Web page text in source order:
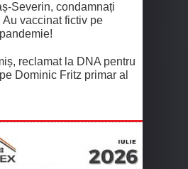
Severin, condamnați
Au vaccinat fictiv pe
reclamat la DNA pentru
Dominic Fritz primar al